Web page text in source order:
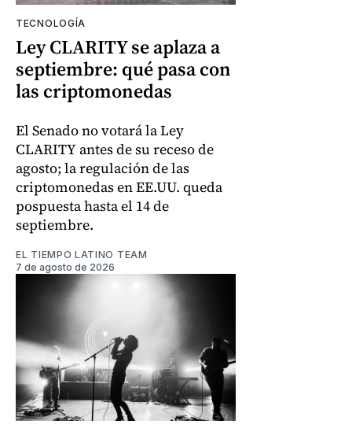
TECNOLOGÍA
Ley CLARITY se aplaza a
septiembre: qué pasa con
las criptomonedas
El Senado no votará la Ley
CLARITY antes de su receso de
agosto; la regulación de las
criptomonedas en EE.UU. queda
pospuesta hasta el 14 de
septiembre.
EL TIEMPO LATINO TEAM
7 de agosto de 2026